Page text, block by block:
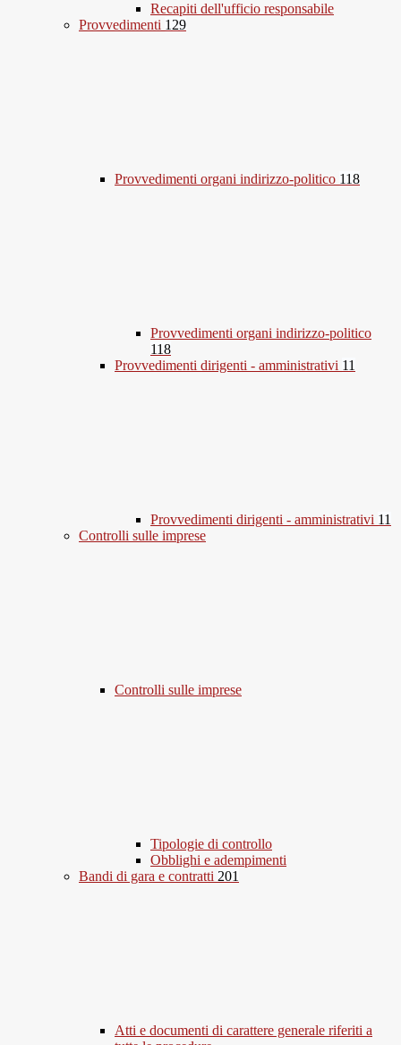
Recapiti dell'ufficio responsabile
Provvedimenti 129
Provvedimenti organi indirizzo-politico 118
Provvedimenti organi indirizzo-politico
118
Provvedimenti dirigenti - amministrativi 11
Provvedimenti dirigenti - amministrativi 11
Controlli sulle imprese
Controlli sulle imprese
Tipologie di controllo
Obblighi e adempimenti
Bandi di gara e contratti 201
Atti e documenti di carattere generale riferiti a